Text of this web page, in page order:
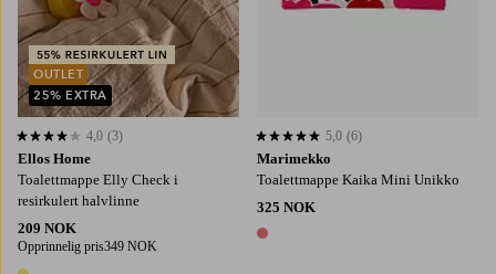
Ellos Home
Toalettmappe Elly Check i
resirkulert halvlinne
209 NOK
Opprinnelig pris349 NOK
4,0 basert på 3 karaktergivninger
4,0 (3)
OUTLET
25% EXTRA
Marimekko
Toalettmappe Kaika Mini Unikko
325 NOK
1 farge
5,0 basert på 6 karaktergivninger
5,0 (6)